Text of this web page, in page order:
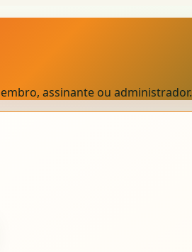
assinante ou administrador.